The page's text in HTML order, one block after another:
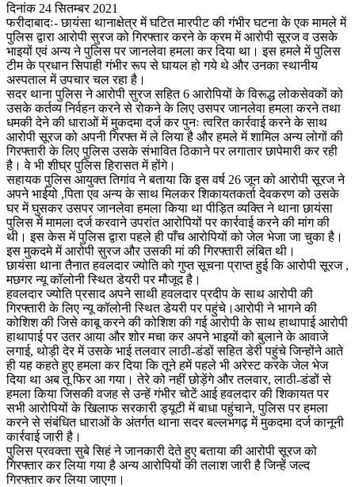
दिनांक 24 सितम्बर 2021
फरीदाबादः- छायंसा थानाक्षेत्र में घटित मारपीट की गंभीर घटना के एक मामले में
पुलिस द्वारा आरोपी सुरज को गिरफ्तार करने के क्रम में आरोपी सूरज व उसके
भाइयों एवं अन्य ने पुलिस पर जानलेवा हमला कर दिया था। इस हमले में पुलिस
टीम के प्रधान सिपाही गंभीर रूप से घायल हो गये थे और उनका स्थानीय
अस्पताल में उपचार चल रहा है।
सदर थाना पुलिस ने आरोपी सुरज सहित 6 आरोपियों के विरूद्ध लोकसेवकों को
उसके कर्तव्य निर्वहन करने से रोकने के लिए उसपर जानलेवा हमला करने तथा
धमकी देने की धाराओं में मुकदमा दर्ज कर पुनः त्वरित कार्रवाई करने के साथ
आरोपी सूरज को अपनी गिरफ्त में ले लिया है और हमले में शामिल अन्य लोगों की
गिरफ्तारी के लिए पुलिस उसके संभावित ठिकाने पर लगातार छापेमारी कर रही
है। वे भी शीघ्र पुलिस हिरासत में होंगे।
सहायक पुलिस आयुक्त तिगांव ने बताया कि इस वर्ष 26 जून को आरोपी सूरज ने
अपने भाईयो ,पिता एव अन्य के साथ मिलकर शिकायतकर्ता देवकरण को उसके
घर में घुसकर उसपर जानलेवा हमला किया था पीड़ित व्यक्ति ने थाना छायंसा
पुलिस में मामला दर्ज करवाने उपरांत आरोपियों पर कार्रवाई करने की मांग की
थी। इस केस में पुलिस द्वारा पहले ही पाँच आरोपियों को जेल भेजा जा चुका है।
इस मुकदमे में आरोपी सुरज और उसकी मां की गिरफ्तारी लंबित थी।
छायंसा थाना तैनात हवलदार ज्योति को गुप्त सूचना प्राप्त हुई कि आरोपी सूरज ,
मछगर न्यू कॉलोनी स्थित डेयरी पर मौजूद है।
हवलदार ज्योति प्रसाद अपने साथी हवलदार प्रदीप के साथ आरोपी की
गिरफ्तारी के लिए न्यू कॉलोनी स्थित डेयरी पर पहुंचे।आरोपी ने भागने की
कोशिश की जिसे काबू करने की कोशिश की गई आरोपी के साथ हाथापाई आरोपी
हाथापाई पर उतर आया और शोर मचा कर अपने भाइयों को बुलाने के आवाजे
लगाई, थोड़ी देर में उसके भाई तलवार लाठी-डंडों सहित डेरी पहुंचे जिन्होंने आते
ही यह कहते हुए हमला कर दिया कि तूने हमें पहले भी अरेस्ट करके जेल भेज
दिया था अब तू फिर आ गया। तेरे को नहीं छोड़ेंगे और तलवार, लाठी-डंडों से
हमला किया जिसकी वजह से उन्हें गंभीर चोटें आई हवलदार की शिकायत पर
सभी आरोपियों के खिलाफ सरकारी ड्यूटी में बाधा पहुंचाने, पुलिस पर हमला
करने से संबंधित धाराओं के अंतर्गत थाना सदर बल्लभगढ़ में मुकदमा दर्ज कानूनी
कार्रवाई जारी है।
पुलिस प्रवक्ता सुबे सिहं ने जानकारी देते हुए बताया की आरोपी सूरज को
गिरफ्तार कर लिया गया है अन्य आरोपियों की तलाश जारी है जिन्हें जल्द
गिरफ्तार कर लिया जाएगा।